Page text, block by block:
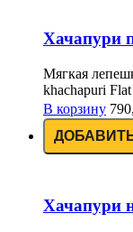
Хачапури
Мягкая
khachapuri
В корзину
Хачапури